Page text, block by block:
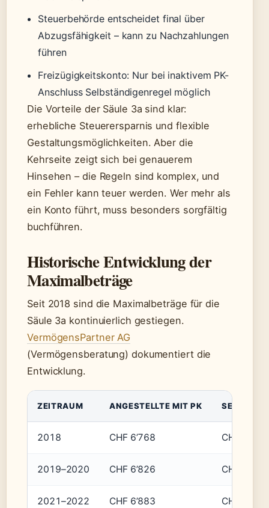
Steuerbehörde entscheidet final über
Abzugsfähigkeit – kann zu Nachzahlungen
führen
Freizügigkeitskonto: Nur bei inaktivem PK-
Anschluss Selbständigenregel möglich
Die Vorteile der Säule 3a sind klar:
erhebliche Steuerersparnis und flexible
Gestaltungsmöglichkeiten. Aber die
Kehrseite zeigt sich bei genauerem
Hinsehen – die Regeln sind komplex, und
ein Fehler kann teuer werden. Wer mehr als
ein Konto führt, muss besonders sorgfältig
buchführen.
Historische Entwicklung der
Maximalbeträge
Seit 2018 sind die Maximalbeträge für die
Säule 3a kontinuierlich gestiegen.
VermögensPartner AG
(Vermögensberatung) dokumentiert die
Entwicklung.
ZEITRAUM ANGESTELLTE MIT PK
2018 CHF 6’768 CHF
2019–2020 CHF 6’826 CHF
2021–2022 CHF 6’883 CHF